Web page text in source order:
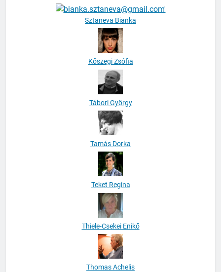
Sztaneva Bianka
Kőszegi Zsófia
Tábori György
Tamás Dorka
Teket Regina
Thiele-Csekei Enikő
Thomas Achelis